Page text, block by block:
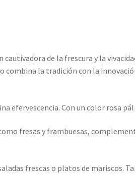
de la frescura y la
combina la tradición con la
efervescencia. Con un color rosa
fresas y frambuesas,
frescas o platos de mariscos.